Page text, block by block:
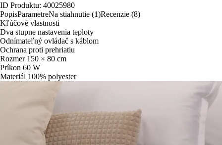
ID Produktu: 40025980
PopisParametreNa stiahnutie (1)Recenzie (8)
Kľúčové vlastnosti
Dva stupne nastavenia teploty
Odnímateľný ovládač s káblom
Ochrana proti prehriatiu
Rozmer 150 × 80 cm
Príkon 60 W
Materiál 100% polyester